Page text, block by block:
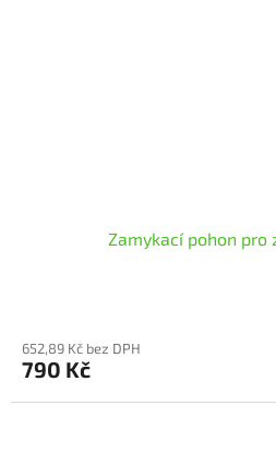
Zamykací pohon pro
652,89 Kč bez DPH
790 Kč